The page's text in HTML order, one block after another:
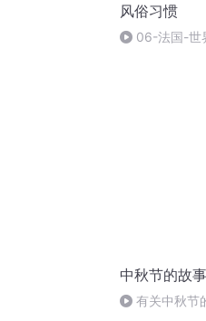
风俗习惯
06-法国-世
中秋节的故事
有关中秋节